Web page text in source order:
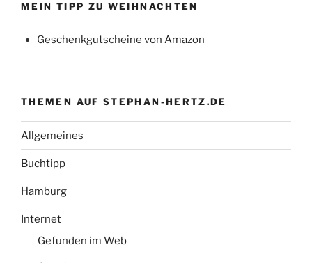
MEIN TIPP ZU WEIHNACHTEN
Geschenkgutscheine von Amazon
THEMEN AUF STEPHAN-HERTZ.DE
Allgemeines
Buchtipp
Hamburg
Internet
Gefunden im Web